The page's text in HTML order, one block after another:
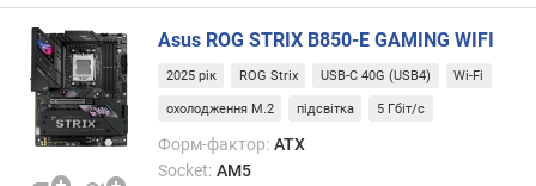
т
а
к
т
о
в
Asus ROG STRIX B850-E GAMING WIFI
2025 рік ROG Strix USB-C 40G (USB4) Wi-Fi
охолодження M.2 підсвітка 5 Гбіт/с
Форм-фактор: ATX
Socket: AM5